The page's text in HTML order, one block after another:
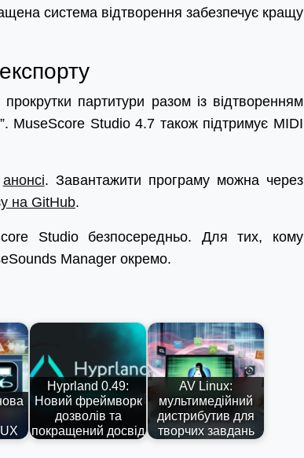
система відтворення забезпечує кращу
партитури разом із відтворенням
MuseScore Studio 4.7 також підтримує MIDI
анонсі. Завантажити програму можна через
на GitHub.
Studio безпосередньо. Для тих, кому
Manager окремо.
Hyprland 0.49:
Новий фреймворк
дозволів та
покращений досвід
AV Linux:
мультимедійний
дистрибутив для
творчих завдань